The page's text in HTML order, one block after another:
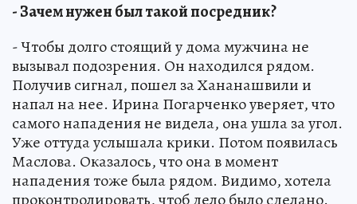
- Зачем нужен был такой посредник?
- Чтобы долго стоящий у дома мужчина не
вызывал подозрения. Он находился рядом.
Получив сигнал, пошел за Хананашвили и
напал на нее. Ирина Погарченко уверяет, что
самого нападения не видела, она ушла за угол.
Уже оттуда услышала крики. Потом появилась
Маслова. Оказалось, что она в момент
нападения тоже была рядом. Видимо, хотела